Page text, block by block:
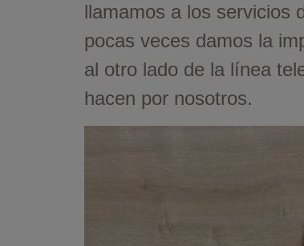
llamamos a los servicios
pocas veces damos la
al otro lado de la línea
hacen por nosotros.